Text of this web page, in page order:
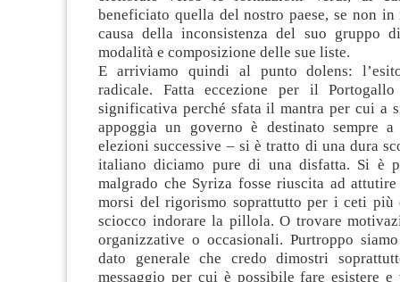
beneficiato quella del nostro paese, se non in
causa della inconsistenza del suo gruppo
modalità e composizione delle sue liste.
E arriviamo quindi al punto dolens:
radicale. Fatta eccezione per il
significativa perché sfata il mantra per cui a
appoggia un governo è destinato sempre
elezioni successive – si è tratto di una dura
italiano diciamo pure di una disfatta. Si è
malgrado che Syriza fosse riuscita ad
morsi del rigorismo soprattutto per i ceti più
sciocco indorare la pillola. O trovare
organizzative o occasionali. Purtroppo
dato generale che credo dimostri
messaggio per cui è possibile fare esistere